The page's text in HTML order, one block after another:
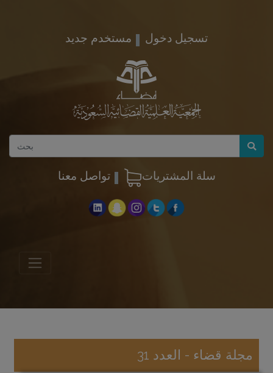
مستخدم جديد تسجيل دخول
تواصل معنا سلة المشتريات
مجلة قضاء - العدد 31